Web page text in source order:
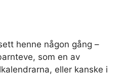
henne någon gång –
som en av
eller kanske i